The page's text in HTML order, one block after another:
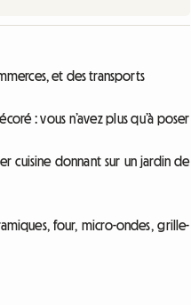
et des transports
: vous n’avez plus qu’à poser
cuisine donnant sur un jardin de
four, micro-ondes, grille-